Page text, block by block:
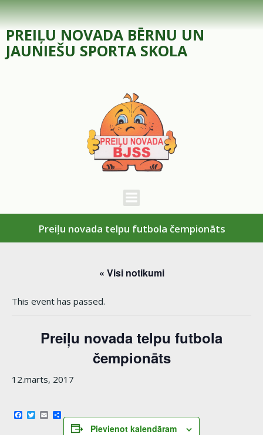
Skip
to
content
PREIĻU NOVADA BĒRNU UN
JAUNIEŠU SPORTA SKOLA
Preiļu novada telpu futbola čempionāts
« Visi notikumi
This event has passed.
Preiļu novada telpu futbola
čempionāts
12.marts, 2017
Facebook
Twitter
EmailShare
Pievienot kalendāram